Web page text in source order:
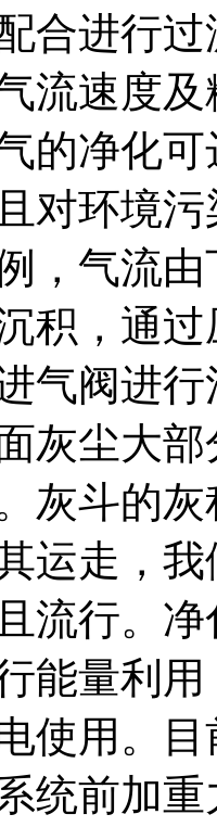
合进行
流速度
的净化
对环境
，气流
积，通
气阀进
灰尘大
灰斗的
运走，
流行。
能量利
使用。
统前加